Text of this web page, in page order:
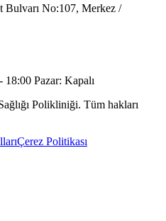
Bulvarı No:107, Merkez /
18:00 Pazar: Kapalı
Polikliniği. Tüm hakları
Çerez Politikası